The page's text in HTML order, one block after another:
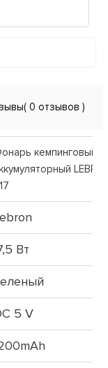
( 0 отзывов )
кемпинговый
Вт
5 V